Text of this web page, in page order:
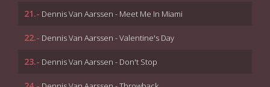
21.- Dennis Van Aarssen - Meet Me In Miami
22.- Dennis Van Aarssen - Valentine's Day
23.- Dennis Van Aarssen - Don't Stop